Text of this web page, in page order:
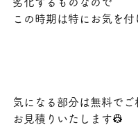
この時期は特にお気を
気になる部分は無料でご
お見積りいたします👷